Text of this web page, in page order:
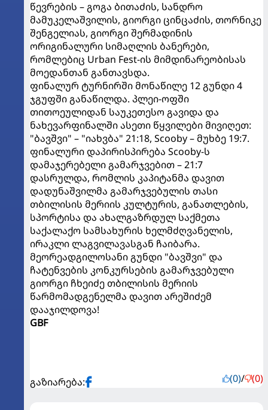
წევრების – გოგა ბითაძის, სანდრო
მამუკელაშვილის, გიორგი ცინცაძის, თორნიკე
შენგელიას, გიორგი შერმადინის
ორიგინალური სიმაღლის ბანერები,
რომლებიც Urban Fest-ის მიმდინარეობისას
მოედანთან განთავსდა.
ფინალურ ტურნირში მონაწილე 12 გუნდი 4
ჯგუფში განაწილდა. პლეი-ოფში
თითოეულიდან საუკეთესო გავიდა და
ნახევარფინალში ასეთი წყვილები მივიღეთ:
"ბავშვი" – "იახვბა" 21:18, Scooby – მუხბე 19:7.
ფინალური დაპირისპირება Scooby-ს
დამაჯერებელი გამარჯვებით – 21:7
დასრულდა, რომლის კაპიტანმა დავით
დადუნაშვილმა გამარჯვებულის თასი
თბილისის მერიის კულტურის, განათლების,
სპორტისა და ახალგაზრდულ საქმეთა
საქალაქო სამსახურის ხელმძღვანელის,
ირაკლი ლაგვილავასგან ჩაიბარა.
მეორეადგილოსანი გუნდი "ბავშვი" და
ჩატენვების კონკურსების გამარჯვებული
გიორგი ჩხეიძე თბილისის მერიის
წარმომადგენელმა დავით არეშიძემ
დააჯილდოვა!
GBF
გაზიარება: (0)/ (0)